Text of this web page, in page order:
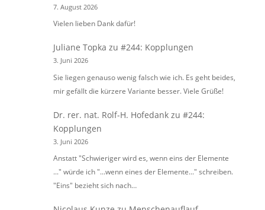
7. August 2026
Vielen lieben Dank dafür!
Juliane Topka zu#244: Kopplungen
3. Juni 2026
Sie liegen genauso wenig falsch wie ich. Es geht beides,
mir gefällt die kürzere Variante besser. Viele Grüße!
Dr. rer. nat. Rolf-H. Hofedank zu#244:
Kopplungen
3. Juni 2026
Anstatt "Schwieriger wird es, wenn eins der Elemente
..." würde ich "...wenn eines der Elemente..." schreiben.
"Eins" bezieht sich nach…